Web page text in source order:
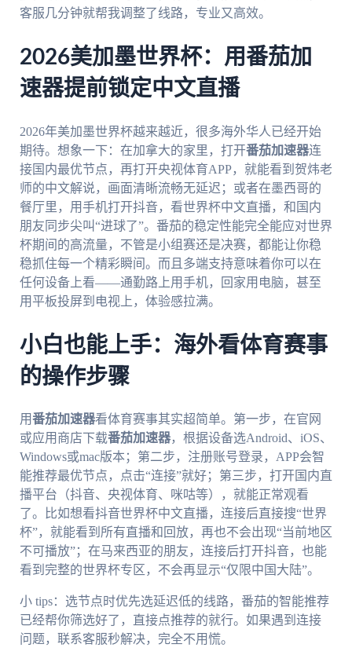
客服几分钟就帮我调整了线路，专业又高效。
2026美加墨世界杯：用番茄加
速器提前锁定中文直播
2026年美加墨世界杯越来越近，很多海外华人已经开始
期待。想象一下：在加拿大的家里，打开番茄加速器连
接国内最优节点，再打开央视体育APP，就能看到贺炜老
师的中文解说，画面清晰流畅无延迟；或者在墨西哥的
餐厅里，用手机打开抖音，看世界杯中文直播，和国内
朋友同步尖叫“进球了”。番茄的稳定性能完全能应对世界
杯期间的高流量，不管是小组赛还是决赛，都能让你稳
稳抓住每一个精彩瞬间。而且多端支持意味着你可以在
任何设备上看——通勤路上用手机，回家用电脑，甚至
用平板投屏到电视上，体验感拉满。
小白也能上手：海外看体育赛事
的操作步骤
用番茄加速器看体育赛事其实超简单。第一步，在官网
或应用商店下载番茄加速器，根据设备选Android、iOS、
Windows或mac版本；第二步，注册账号登录，APP会智
能推荐最优节点，点击“连接”就好；第三步，打开国内直
播平台（抖音、央视体育、咪咕等），就能正常观看
了。比如想看抖音世界杯中文直播，连接后直接搜“世界
杯”，就能看到所有直播和回放，再也不会出现“当前地区
不可播放”；在马来西亚的朋友，连接后打开抖音，也能
看到完整的世界杯专区，不会再显示“仅限中国大陆”。
小 tips：选节点时优先选延迟低的线路，番茄的智能推荐
已经帮你筛选好了，直接点推荐的就行。如果遇到连接
问题，联系客服秒解决，完全不用慌。